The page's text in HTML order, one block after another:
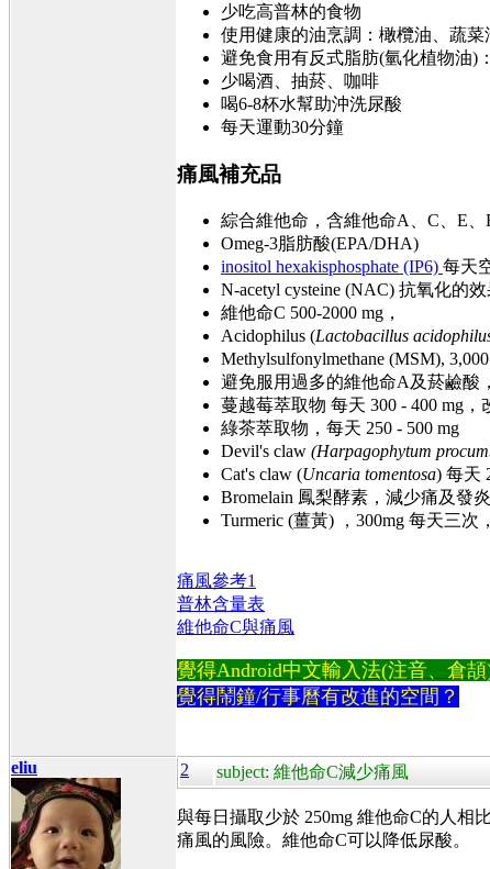
少吃高普林的食物
使用健康的油烹調：橄欖油、蔬菜
避免食用有反式脂肪(氫化植物油)
少喝酒、抽菸、咖啡
喝6-8杯水幫助沖洗尿酸
每天運動30分鐘
痛風補充品
綜合維他命，含維他命A、C、E、
Omeg-3脂肪酸(EPA/DHA)
inositol hexakisphosphate (IP6) 每天
N-acetyl cysteine (NAC) 抗氧化的
維他命C 500-2000 mg，
Acidophilus (Lactobacillus
Methylsulfonylmethane (MSM),
避免服用過多的維他命A及菸鹼酸
蔓越莓萃取物 每天 300 - 400 mg，
綠茶萃取物，每天 250 - 500 mg
Devil's claw (Harpagophytum
Cat's claw (Uncaria tomentosa) 每天
Bromelain 鳳梨酵素，減少痛及發炎
Turmeric (薑黃) ，300mg 每天三次
痛風參考1
普林含量表
維他命C與痛風
覺得Android中文輸入法(注音、倉
覺得鬧鐘/行事曆有改進的空間？
eliu 2 subject: 維他命C減少痛風
與每日攝取少於 250mg 維他命C的人相
痛風的風險。維他命C可以降低尿酸。